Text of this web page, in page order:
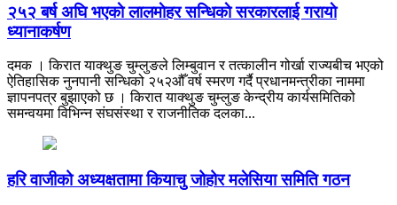
२५२ बर्ष अघि भएकाे लालमाेहर सन्धिकाे सरकारलाई गरायाे
ध्यानाकर्षण
दमक । किरात याक्थुङ चुम्लुङले लिम्बुवान र तत्कालीन गोर्खा राज्यबीच भएको
ऐतिहासिक नुनपानी सन्धिको २५२औँ वर्ष स्मरण गर्दै प्रधानमन्त्रीका नाममा
ज्ञापनपत्र बुझाएको छ । किरात याक्थुङ चुम्लुङ केन्द्रीय कार्यसमितिको
समन्वयमा विभिन्न संघसंस्था र राजनीतिक दलका...
हरि वाजीको अध्यक्षतामा कियाचु जोहोर मलेसिया समिति गठन